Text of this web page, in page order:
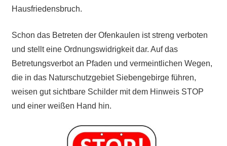
Hausfriedensbruch.
Schon das Betreten der Ofenkaulen ist streng verboten
und stellt eine Ordnungswidrigkeit dar. Auf das
Betretungsverbot an Pfaden und vermeintlichen Wegen,
die in das Naturschutzgebiet Siebengebirge führen,
weisen gut sichtbare Schilder mit dem Hinweis STOP
und einer weißen Hand hin.